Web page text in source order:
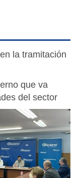
la tramitación
que va
del sector